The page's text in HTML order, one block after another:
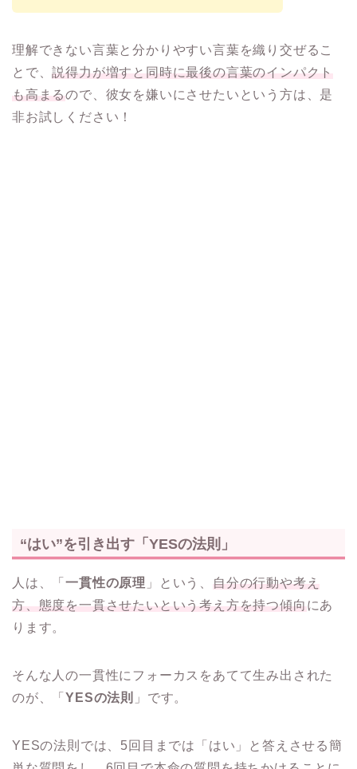
理解できない言葉と分かりやすい言葉を織り交ぜるこ
とで、説得力が増すと同時に最後の言葉のインパクト
も高まるので、彼女を嫌いにさせたいという方は、是
非お試しください！
“はい”を引き出す「YESの法則」
人は、「一貫性の原理 」という、
自分の行動や考え
方、態度を一貫させたいという考え方を持つ傾向 にあ
ります。
そんな人の一貫性にフォーカスをあてて生み出された
のが、「YESの法則 」です。
YESの法則では、5回目までは「はい」と答えさせる簡